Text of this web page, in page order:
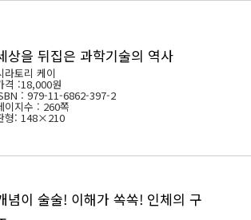
상을 뒤집은 과학기술의 역사
라토리 케이
격 :18,000원
: 979-11-6862-397-2
이지수 : 260쪽
형: 148×210
념이 술술! 이해가 쏙쏙! 인체의 구